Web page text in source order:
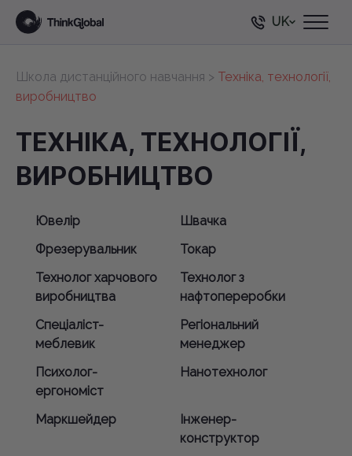
UK
Школа дистанційного навчання > Техніка, технології,
виробництво
ТЕХНІКА, ТЕХНОЛОГІЇ,
ВИРОБНИЦТВО
Ювелір
Швачка
Фрезерувальник
Токар
Технолог харчового
виробництва
Технолог з
нафтопереробки
Спеціаліст-
меблевик
Регіональний
менеджер
Психолог-
ергономіст
Нанотехнолог
Маркшейдер
Інженер-
конструктор